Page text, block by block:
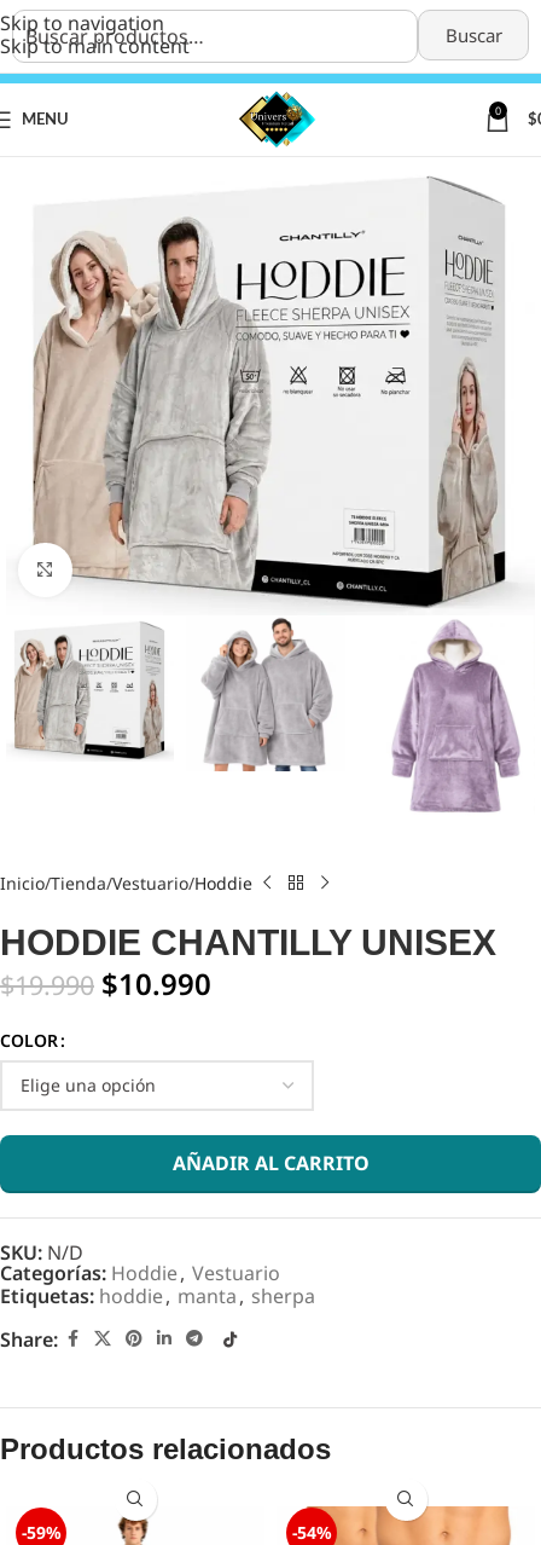
Buscar
Skip to navigation
Skip to main content
MENU
0
$
Click to enlarge
Inicio Tienda Vestuario Hoddie
HODDIE CHANTILLY UNISEX
$19.990 $10.990
COLOR
AÑADIR AL CARRITO
SKU: N/D
Categorías: Hoddie, Vestuario
Etiquetas: hoddie, manta, sherpa
Share:
Productos relacionados
-59% -54%